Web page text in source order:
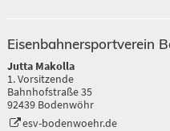
Eisenbahnersportverein
Jutta Makolla
1. Vorsitzende
Bahnhofstraße 35
92439 Bodenwöhr
esv-bodenwoehr.de